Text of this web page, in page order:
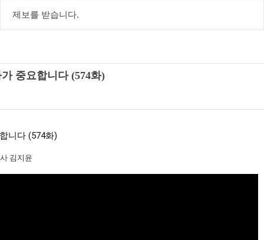
제보를 받습니다.
중요합니다 (574화)
니다 (574화)
김지윤